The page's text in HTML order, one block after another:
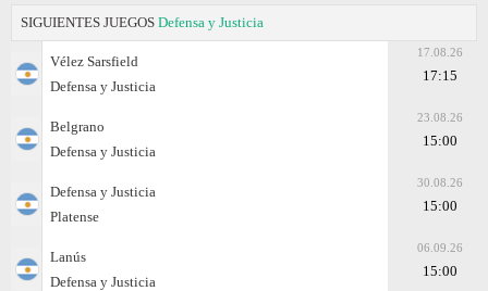
SIGUIENTES JUEGOS Defensa y Justicia
Vélez Sarsfield
Defensa y Justicia
17.08.26
17:15
Belgrano
Defensa y Justicia
23.08.26
15:00
Defensa y Justicia
Platense
30.08.26
15:00
Lanús
Defensa y Justicia
06.09.26
15:00